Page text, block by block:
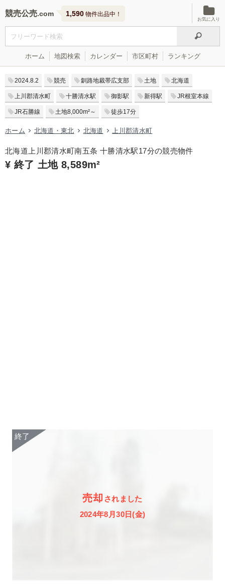
競売公売 1,590 物件出品中！
お気に入り
ホーム 地図検索 カレンダー 市区町村 ランキング
2024.8.2 競売 釧路地裁帯広支部 土地 北海道
上川郡清水町 十勝清水駅 御影駅 新得駅 JR根室本線
JR石勝線 土地8,000m²～ 徒歩17分
ホーム 北海道・東北 北海道 上川郡清水町
北海道上川郡清水町南五条 十勝清水駅17分の競売物件
¥ 終了 土地 8,589m²
売却 されました
2024年8月30日(金)